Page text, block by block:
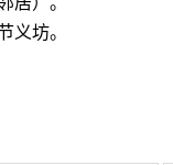
义坊。